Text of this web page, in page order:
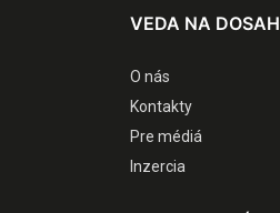
VEDA NA DOSAH
O nás
Kontakty
Pre médiá
Inzercia